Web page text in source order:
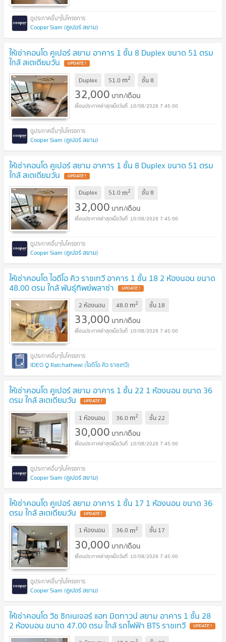
Cooper Siam (คูเปอร์ สยาม)
ให้เช่าคอนโด คูเปอร์ สยาม อาคาร 1 ชั้น 8 Duplex ขนาด 51 ตรม
ใกล้ สเตเดียมวัน UPDATE !
Duplex 51.0 m2 ชั้น8
32,000 บาท/เดือน
10/08/2026 7:45:00
Cooper Siam (คูเปอร์ สยาม)
ให้เช่าคอนโด คูเปอร์ สยาม อาคาร 1 ชั้น 8 Duplex ขนาด 51 ตรม
ใกล้ สเตเดียมวัน UPDATE !
Duplex 51.0 m2 ชั้น8
32,000 บาท/เดือน
10/08/2026 7:45:00
Cooper Siam (คูเปอร์ สยาม)
ให้เช่าคอนโด ไอดีโอ คิว ราชเทวี อาคาร 1 ชั้น 18 2 ห้องนอน ขนาด
48.00 ตรม ใกล้ พันธุ์ทิพย์พลาซ่า UPDATE !
2 ห้องนอน 48.0 m2 ชั้น 18
33,000 บาท/เดือน
10/08/2026 7:45:00
IDEO Q Ratchathewi (ไอดีโอ คิว ราชเทวี)
ให้เช่าคอนโด คูเปอร์ สยาม อาคาร 1 ชั้น 22 1 ห้องนอน ขนาด 36
ตรม ใกล้ สเตเดียมวัน UPDATE !
1 ห้องนอน 36.0 m2 ชั้น22
30,000 บาท/เดือน
10/08/2026 7:45:00
Cooper Siam (คูเปอร์ สยาม)
ให้เช่าคอนโด คูเปอร์ สยาม อาคาร 1 ชั้น 17 1 ห้องนอน ขนาด 36
ตรม ใกล้ สเตเดียมวัน UPDATE !
1 ห้องนอน 36.0 m2 ชั้น 17
30,000 บาท/เดือน
10/08/2026 7:45:00
Cooper Siam (คูเปอร์ สยาม)
ให้เช่าคอนโด วิช ซิกเนเจอร์ แอท มิดทาวน์ สยาม อาคาร 1 ชั้น 28
2 ห้องนอน ขนาด 47.00 ตรม ใกล้ รถไฟฟ้า BTS ราชเทวี UPDATE !